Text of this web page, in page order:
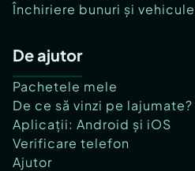
Închiriere bunuri și vehicule
De ajutor
Pachetele mele
De ce să vinzi pe lajumate?
Aplicații: Android și iOS
Verificare telefon
Ajutor